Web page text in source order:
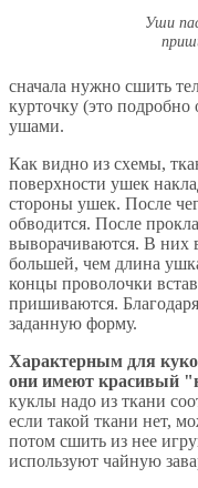
Уши
сначала нужно сшить
курточку (это подробно
ушами.
Как видно из схемы,
поверхности ушек
стороны ушек. После
обводится. После
выворачиваются. В них
большей, чем длина
концы проволочки
пришиваются.
заданную форму.
Характерным для
они имеют красивый
куклы надо из ткани
если такой ткани нет,
потом сшить из нее
используют чайную